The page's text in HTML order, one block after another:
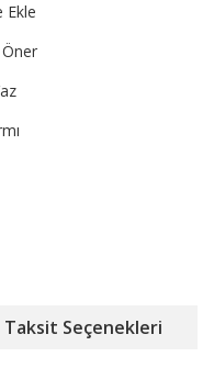
Ekle
Taksit Seçenekleri